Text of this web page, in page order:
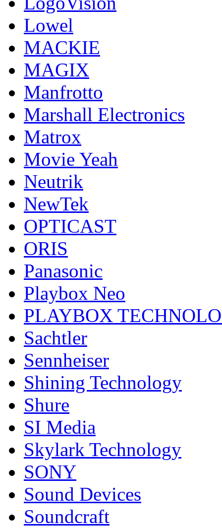
Lowel
MACKIE
MAGIX
Manfrotto
Marshall Electronics
Matrox
Movie Yeah
Neutrik
NewTek
OPTICAST
ORIS
Panasonic
Playbox Neo
PLAYBOX
Sachtler
Sennheiser
Shining Technology
Shure
SI Media
Skylark Technology
SONY
Sound Devices
Soundcraft